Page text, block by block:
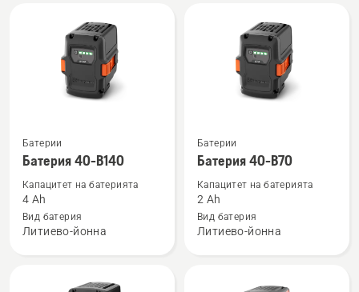
Вижте
повече
за
Батерия
40-
Батерии
Батерия 40-B140
Капацитет на батерията
4 Ah
Вид батерия
Литиево-йонна
Вижте
повече
за
Батерия
40-
Батерии
Батерия 40-B70
Капацитет на батерията
2 Ah
Вид батерия
Литиево-йонна